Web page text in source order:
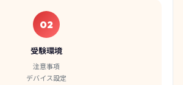
02
受験環境
注意事項
デバイス設定